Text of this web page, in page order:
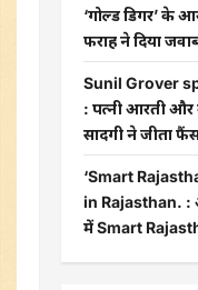
‘गोल्ड डिगर’ के
फराह ने दिया
Sunil Grover
: पत्नी आरती और
सादगी ने जीता
‘Smart
in Rajasthan. :
में Smart